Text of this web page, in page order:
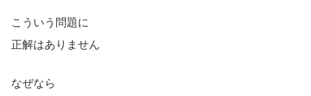
こういう問題に
正解はありません
なぜなら